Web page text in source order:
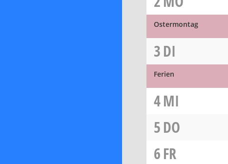
Ostermontag
3DI
Ferien
4MI
5DO
6FR